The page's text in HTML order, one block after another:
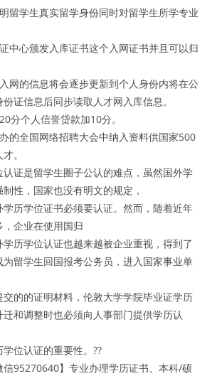
留学生真实留学身份同时对留学生所学专业
中心颁发入库证书这个入网证书并且可以归
网的信息将会逐步更新到个人身份内将在公
证信息后同步读取人才网入库信息。
分个人信誉贷款加10分。
的全国网络招聘大会中纳入资料供国家500
。
证是留学生圈子公认的难点，虽然国外学
性，国家也没有明文的规定，
历学位证书必须要认证。然而，随着近年
企业在使用国归
历学位认证也越来越被企业重视，得到了
留学生回国报考公务员，进入国家事业单
的的证明材料，伦敦大学学院毕业证学历
和调整时也必须向人事部门提供学历认
位认证的重要性。??
信95270640】专业办理学历证书、本科/硕